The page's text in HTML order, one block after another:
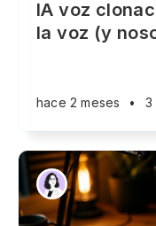
IA voz
la voz (y
hace 2 meses • 3